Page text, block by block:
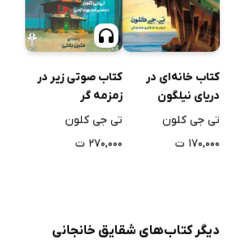
کتاب خانه‌ای در
دریای نیلگون
تی جی کلون
۱۷۰,۰۰۰ ت
کتاب صوتی زیر در
زمزمه گر
تی جی کلون
۲۷۰,۰۰۰ ت
دیگر کتاب‌های شقایق خانجانی